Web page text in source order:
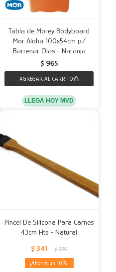
Tabla de Morey Bodyboard
Mor Aloha 100x54cm p/
Barrenar Olas - Naranja
$ 965
LLEGA HOY MVD
Pincel De Silicona Para Carnes
43cm Hts - Natural
$ 341 $ 379
10